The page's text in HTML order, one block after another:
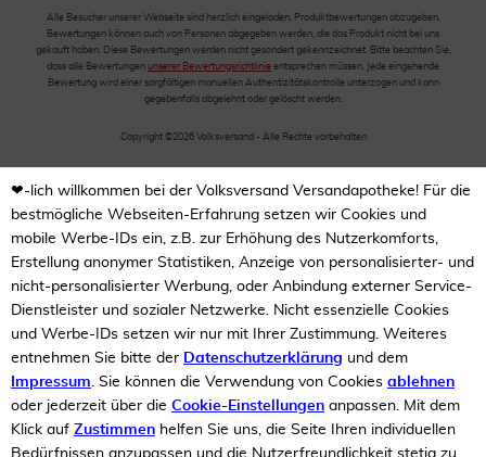
Alle Besucher unserer Webseite sind herzlich eingeladen, Produktbewertungen abzugeben.
Bewertungen können auch von Personen abgegeben werden, die das Produkt nicht bei uns
gekauft haben. Diese Bewertungen werden nicht gesondert gekennzeichnet. Bitte beachten Sie,
dass alle Bewertungen unserer Bewertungsrichtlinie entsprechen müssen. Jede eingehende
Bewertung wird einer sorgfältigen manuellen Authentizitätskontrolle unterzogen und kann
gegebenfalls abgelehnt oder gelöscht werden.
Copyright ©2026 Volksversand - Alle Rechte vorbehalten
❤-lich willkommen bei der Volksversand Versandapotheke! Für die
bestmögliche Webseiten-Erfahrung setzen wir Cookies und
mobile Werbe-IDs ein, z.B. zur Erhöhung des Nutzerkomforts,
Erstellung anonymer Statistiken, Anzeige von personalisierter- und
nicht-personalisierter Werbung, oder Anbindung externer Service-
Dienstleister und sozialer Netzwerke. Nicht essenzielle Cookies
und Werbe-IDs setzen wir nur mit Ihrer Zustimmung. Weiteres
entnehmen Sie bitte der Datenschutzerklärung und dem
Impressum. Sie können die Verwendung von Cookies ablehnen
oder jederzeit über die Cookie-Einstellungen anpassen. Mit dem
Klick auf Zustimmen helfen Sie uns, die Seite Ihren individuellen
Bedürfnissen anzupassen und die Nutzerfreundlichkeit stetig zu